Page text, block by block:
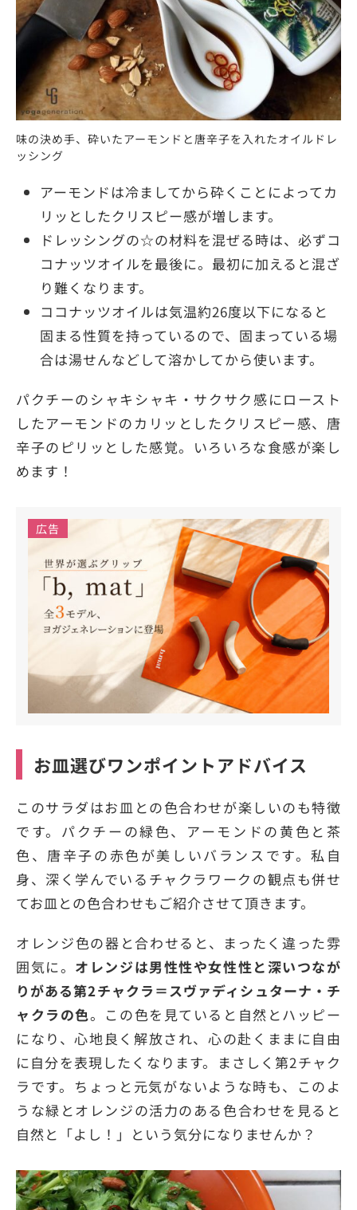
味の決め手、砕いたアーモンドと唐辛子を入れたオイルドレ
ッシング
アーモンドは冷ましてから砕くことによってカ
リッとしたクリスピー感が増します。
ドレッシングの☆の材料を混ぜる時は、必ずコ
コナッツオイルを最後に。最初に加えると混ざ
り難くなります。
ココナッツオイルは気温約26度以下になると
固まる性質を持っているので、固まっている場
合は湯せんなどして溶かしてから使います。
パクチーのシャキシャキ・サクサク感にロースト
したアーモンドのカリッとしたクリスピー感、唐
辛子のピリッとした感覚。いろいろな食感が楽し
めます！
広告
お皿選びワンポイントアドバイス
このサラダはお皿との色合わせが楽しいのも特徴
です。パクチーの緑色、アーモンドの黄色と茶
色、唐辛子の赤色が美しいバランスです。私自
身、深く学んでいるチャクラワークの観点も併せ
てお皿との色合わせもご紹介させて頂きます。
オレンジ色の器と合わせると、まったく違った雰
囲気に。 オレンジは男性性や女性性と深いつなが
りがある第2チャクラ＝スヴァディシュターナ・チ
ャクラの色。この色を見ていると自然とハッピー
になり、心地良く解放され、心の赴くままに自由
に自分を表現したくなります。まさしく第2チャク
ラです。ちょっと元気がないような時も、このよ
うな緑とオレンジの活力のある色合わせを見ると
自然と「よし！」という気分になりませんか？